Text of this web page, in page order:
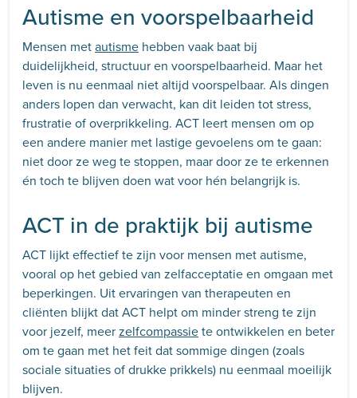
Autisme en voorspelbaarheid
Mensen metautisme hebben vaak baat bij
duidelijkheid, structuur en voorspelbaarheid. Maar het
leven is nu eenmaal niet altijd voorspelbaar. Als dingen
anders lopen dan verwacht, kan dit leiden tot stress,
frustratie of overprikkeling. ACT leert mensen om op
een andere manier met lastige gevoelens om te gaan:
niet door ze weg te stoppen, maar door ze te erkennen
én toch te blijven doen wat voor hén belangrijk is.
ACT in de praktijk bij autisme
ACT lijkt effectief te zijn voor mensen met autisme,
vooral op het gebied van zelfacceptatie en omgaan met
beperkingen. Uit ervaringen van therapeuten en
cliënten blijkt dat ACT helpt om minder streng te zijn
voor jezelf, meerzelfcompassiete ontwikkelen en beter
om te gaan met het feit dat sommige dingen (zoals
sociale situaties of drukke prikkels) nu eenmaal moeilijk
blijven.